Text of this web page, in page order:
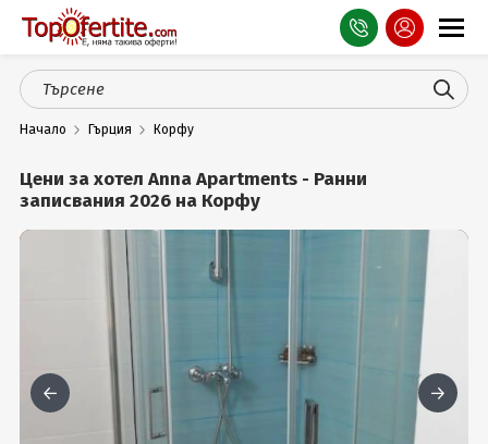
Оферти
СПА
Планина
Море
Празници
Турция
Начало Гърция Корфу
Цени за хотел Anna Apartments - Ранни
записвания 2026 на Корфу